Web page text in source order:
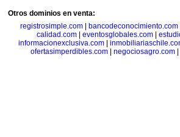
Otros dominios en venta:
registrosimple.com
bancodeconocimiento.com
calidad.com
eventosglobales.com
informacionexclusiva.com|
ofertasimperdibles.com
negociosagro.com